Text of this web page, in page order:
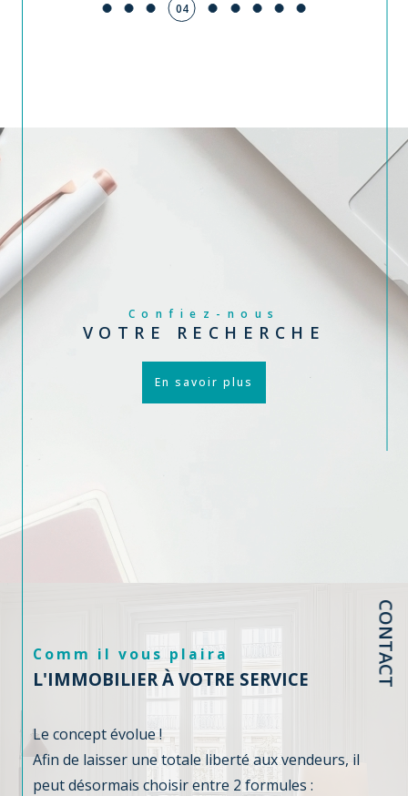
CONTACT
05
Confiez-nous
VOTRE RECHERCHE
En savoir plus
Comm il vous plaira
L'IMMOBILIER À VOTRE SERVICE
Le concept évolue !
Afin de laisser une totale liberté aux vendeurs, il
peut désormais choisir entre 2 formules :